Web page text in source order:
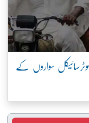
موٹرسائیکل سواروں کے